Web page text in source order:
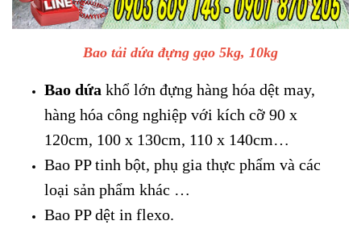
Bao tải dứa đựng gạo 5kg, 10kg
Bao dứa khổ lớn đựng hàng hóa dệt may,
hàng hóa công nghiệp với kích cỡ 90 x
120cm, 100 x 130cm, 110 x 140cm…
Bao PP tinh bột, phụ gia thực phẩm và các
loại sản phẩm khác …
Bao PP dệt in flexo.